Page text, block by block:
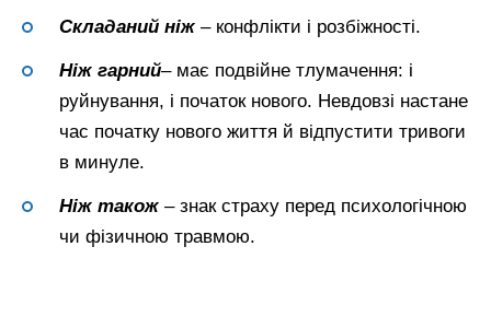
Складаний ніж – конфлікти і розбіжності.
Ніж гарний– має подвійне тлумачення: і
руйнування, і початок нового. Невдовзі настане
час початку нового життя й відпустити тривоги
в минуле.
Ніж також – знак страху перед психологічною
чи фізичною травмою.